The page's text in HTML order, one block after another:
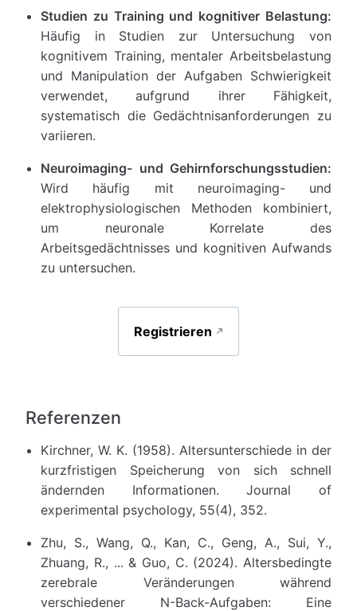
Studien zu Training und kognitiver Belastung:
Häufig in Studien zur Untersuchung von
kognitivem Training, mentaler Arbeitsbelastung
und Manipulation der Aufgaben Schwierigkeit
verwendet, aufgrund ihrer Fähigkeit,
systematisch die Gedächtnisanforderungen zu
variieren.
Neuroimaging- und Gehirnforschungsstudien:
Wird häufig mit neuroimaging- und
elektrophysiologischen Methoden kombiniert,
um neuronale Korrelate des
Arbeitsgedächtnisses und kognitiven Aufwands
zu untersuchen.
Registrieren
Referenzen
Kirchner, W. K. (1958). Altersunterschiede in der
kurzfristigen Speicherung von sich schnell
ändernden Informationen. Journal of
experimental psychology, 55(4), 352.
Zhu, S., Wang, Q., Kan, C., Geng, A., Sui, Y.,
Zhuang, R., ... & Guo, C. (2024). Altersbedingte
zerebrale Veränderungen während
verschiedener N-Back-Aufgaben: Eine